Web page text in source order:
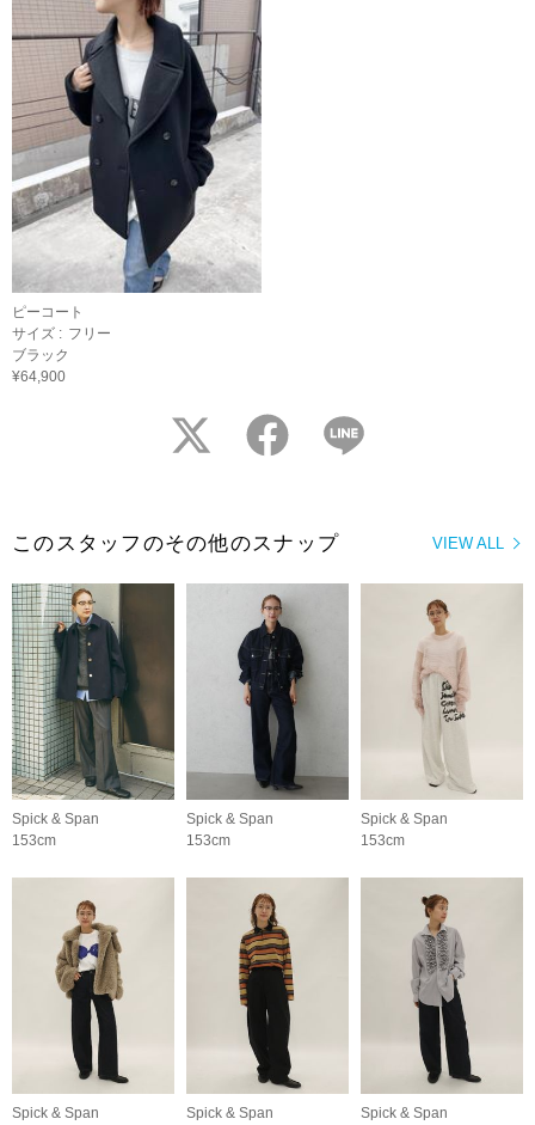
ピーコート
サイズ : フリー
ブラック
¥64,900
twitter facebook
VIEW ALL
このスタッフのその他のスナップ
Spick & Span
153cm
Spick & Span
153cm
Spick & Span
153cm
Spick & Span
Spick & Span
Spick & Span